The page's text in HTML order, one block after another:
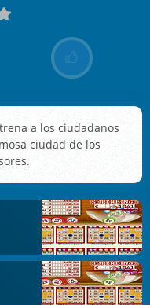
a los ciudadanos
ciudad de los